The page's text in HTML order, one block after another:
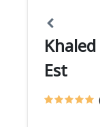
Est